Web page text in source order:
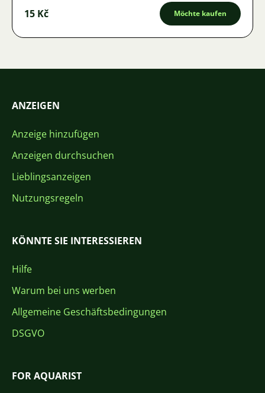
15 Kč Möchte kaufen
ANZEIGEN
Anzeige hinzufügen
Anzeigen durchsuchen
Lieblingsanzeigen
Nutzungsregeln
KÖNNTE SIE INTERESSIEREN
Hilfe
Warum bei uns werben
Allgemeine Geschäftsbedingungen
DSGVO
FOR AQUARIST